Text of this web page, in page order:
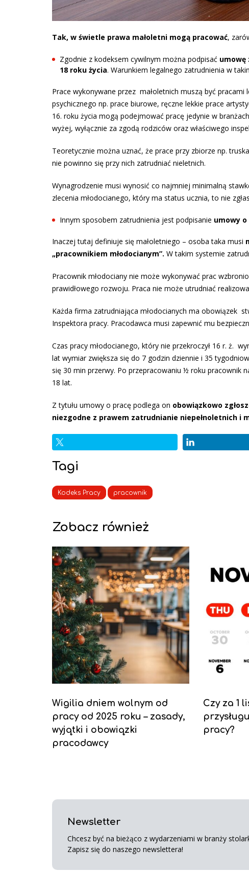
Tak, w świetle prawa małoletni mogą pracować,
Zgodnie z kodeksem cywilnym można podpisać umowę
18 roku życia. Warunkiem legalnego zatrudnienia w
Prace wykonywane przez małoletnich muszą być
psychicznego np. prace biurowe, ręczne lekkie prace
16. roku życia mogą podejmować pracę jedynie w
wyżej, wyłącznie za zgodą rodziców oraz właściwego
Teoretycznie można uznać, że prace przy zbiorze np.
nie powinno się przy nich zatrudniać nieletnich.
Wynagrodzenie musi wynosić co najmniej minimalną
zlecenia młodocianego, który ma status ucznia, to nie
Innym sposobem zatrudnienia jest podpisanie umowy o
Inaczej tutaj definiuje się małoletniego – osoba taka musi
„pracownikiem młodocianym”. W takim systemie
Pracownik młodociany nie może wykonywać prac
prawidłowego rozwoju. Praca nie może utrudniać
Każda firma zatrudniająca młodocianych ma obowiązek
Inspektora pracy. Pracodawca musi zapewnić mu
Czas pracy młodocianego, który nie przekroczył 16 r. ż.
lat wymiar zwiększa się do 7 godzin dziennie i 35
się 30 min przerwy. Po przepracowaniu ½ roku pracownik
18 lat.
Z tytułu umowy o pracę podlega on obowiązkowo
niezgodne z prawem zatrudnianie niepełnoletnich i
Tagi
Kodeks Pracy pracownik
Zobacz również
Wigilia dniem wolnym od
pracy od 2025 roku – zasady,
wyjątki i obowiązki
pracodawcy
Czy za 1
pracy?
Newsletter
Chcesz być na bieżąco z wydarzeniami w branży
Zapisz się do naszego newslettera!